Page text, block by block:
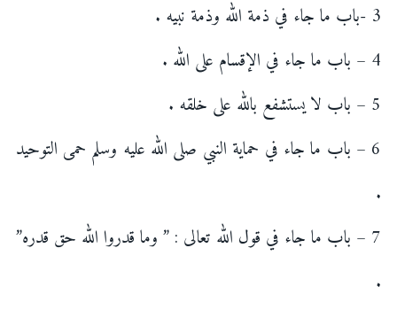
3 -باب ما جاء في ذمة الله وذمة نبيه .
4 – باب ما جاء في الإقسام على الله .
5 – باب لا يستشفع بالله على خلقه .
6 – باب ما جاء في حماية النبي صلى الله عليه وسلم حمى التوحيد
.
7 – باب ما جاء في قول الله تعالى : ” وما قدروا الله حق قدره”
.